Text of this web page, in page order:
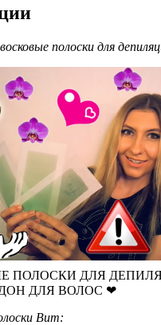
полоски для
ПОЛОСКИ ДЛЯ
ДЛЯ ВОЛОС ❤
Вит: